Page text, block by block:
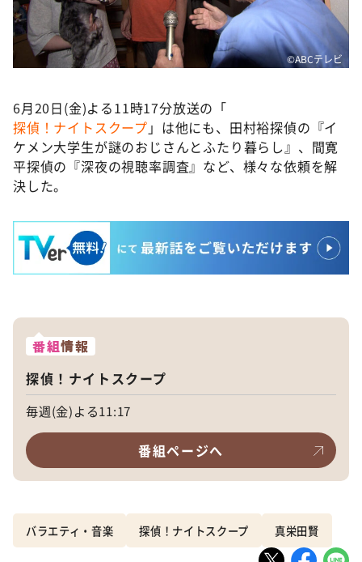
©️ABCテレビ
6月20日(金)よる11時17分放送の「
探偵！ナイトスクープ 」は他にも、田村裕探偵の『イ
ケメン大学生が謎のおじさんとふたり暮らし』、間寛
平探偵の『深夜の視聴率調査』など、様々な依頼を解
決した。
番組情報
探偵！ナイトスクープ
毎週(金)よる11:17
番組ページへ
バラエティ・音楽 探偵！ナイトスクープ 真栄田賢